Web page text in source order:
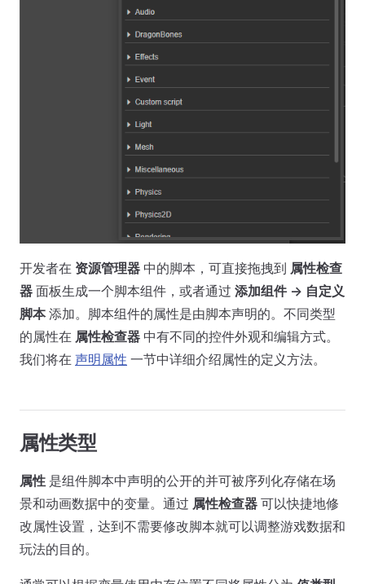
开发者在 资源管理器 中的脚本，可直接拖拽到 属性检查
器 面板生成一个脚本组件，或者通过 添加组件 -> 自定义
脚本添加。脚本组件的属性是由脚本声明的。不同类型
的属性在 属性检查器 中有不同的控件外观和编辑方式。
我们将在 声明属性 一节中详细介绍属性的定义方法。
属性类型
属性 是组件脚本中声明的公开的并可被序列化存储在场
景和动画数据中的变量。通过 属性检查器 可以快捷地修
改属性设置，达到不需要修改脚本就可以调整游戏数据和
玩法的目的。